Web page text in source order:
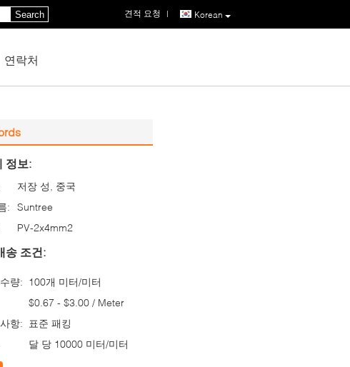
Korean
견적 요청 |
Search
연락처
정보:
저장 성, 중국
:
Suntree
PV-2x4mm2
송 조건:
량: 100개 미터/미터
$0.67 - $3.00 / Meter
항:
표준 패킹
달 당 10000 미터/미터